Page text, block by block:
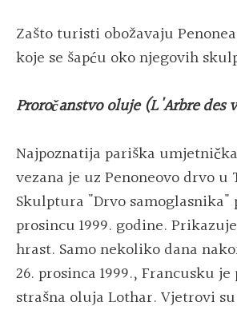
Zašto turisti obožavaju
koje se šapću oko njegovih
Proročanstvo oluje (L'Arbre des
Najpoznatija pariška
vezana je uz Penoneovo drvo
Skulptura "Drvo samoglasnika"
prosincu 1999. godine.
hrast. Samo nekoliko dana
26. prosinca 1999., Francusku
strašna oluja Lothar. Vjetrovi